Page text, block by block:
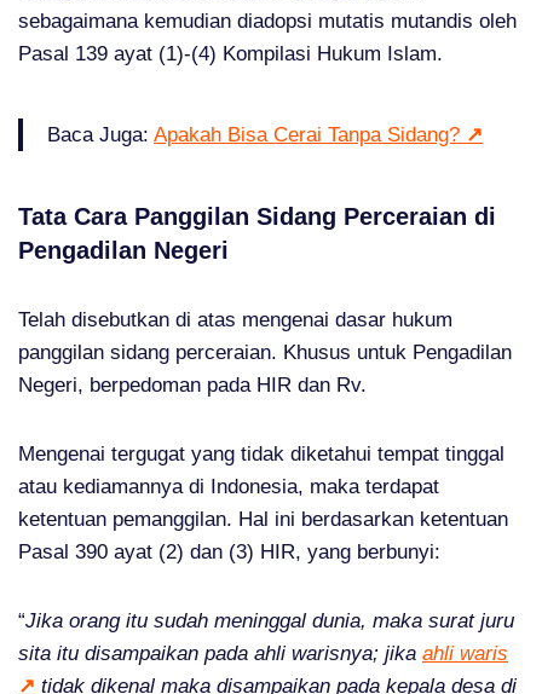
sebagaimana kemudian diadopsi mutatis mutandis oleh
Pasal 139 ayat (1)-(4) Kompilasi Hukum Islam.
Baca Juga: Apakah Bisa Cerai Tanpa Sidang? ↗
Tata Cara Panggilan Sidang Perceraian di
Pengadilan Negeri
Telah disebutkan di atas mengenai dasar hukum
panggilan sidang perceraian. Khusus untuk Pengadilan
Negeri, berpedoman pada HIR dan Rv.
Mengenai tergugat yang tidak diketahui tempat tinggal
atau kediamannya di Indonesia, maka terdapat
ketentuan pemanggilan. Hal ini berdasarkan ketentuan
Pasal 390 ayat (2) dan (3) HIR, yang berbunyi:
“Jika orang itu sudah meninggal dunia, maka surat juru
sita itu disampaikan pada ahli warisnya; jika ahli waris
↗ tidak dikenal maka disampaikan pada kepala desa di